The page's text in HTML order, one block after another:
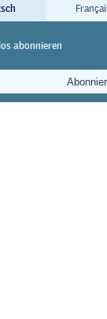
abonnieren